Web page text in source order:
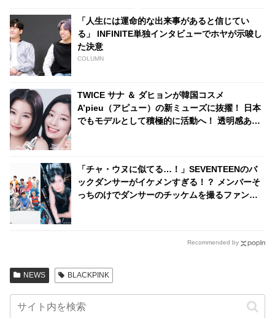
「人生には運命的な出来事があると信じてい
る」 INFINITE単独インタビューでホヤが示唆し
た決意
COLUMN
TWICE サナ ＆ ダヒョンが韓国コスメ
A’pieu（アピュー）の新ミューズに抜擢！ 日本
でもモデルとして積極的に活動へ！ 透明感あふ
「チャ・ウヌに似てる…！」SEVENTEENのバ
ックダンサーがイケメンすぎる！？ メンバーそ
っちのけでダンサーのチッケムを撮るファン
Recommended by
NEWS BLACKPINK